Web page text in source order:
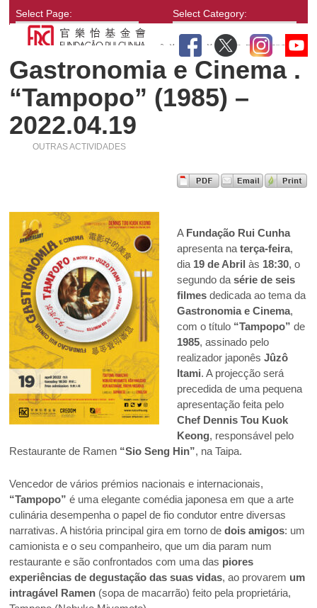
Select Page: Select Category:
Gastronomia e Cinema .
“Tampopo” (1985) –
2022.04.19
OUTRAS ACTIVIDADES
A Fundação Rui Cunha
apresenta na terça-feira,
dia 19 de Abril às 18:30, o
segundo da série de seis
filmesdedicada ao tema da
Gastronomia e Cinema,
com o título “Tampopo” de
1985, assinado pelo
realizador japonês Jûzô
Itami. A projecção será
precedida de uma pequena
apresentação feita pelo
Chef Dennis Tou Kuok
Keong, responsável pelo
Restaurante de Ramen “Sio Seng Hin”, na Taipa.
Vencedor de vários prémios nacionais e internacionais,
“Tampopo” é uma elegante comédia japonesa em que a arte
culinária desempenha o papel de fio condutor entre diversas
narrativas. A história principal gira em torno dedois amigos: um
camionista e o seu companheiro, que um dia param num
restaurante e são confrontados com uma das piores
experiências de degustação das suas vidas, ao provarem um
intragável Ramen (sopa de macarrão) feito pela proprietária,